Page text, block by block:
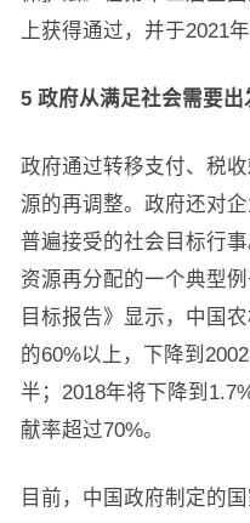
上获得通过，并于2021
5 政府从满足社会需要
政府通过转移支付、税
源的再调整。政府还对
普遍接受的社会目标行
资源再分配的一个典型
目标报告》显示，中国
的60%以上，下降到
半；2018年将下降到
献率超过70%。
目前，中国政府制定的